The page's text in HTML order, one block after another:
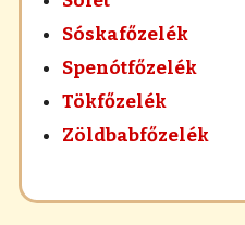
Sóskafőzelék
Spenótfőzelék
Tökfőzelék
Zöldbabfőzelék